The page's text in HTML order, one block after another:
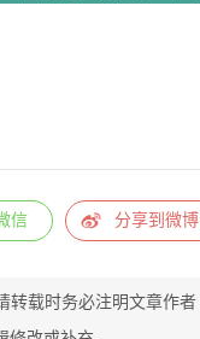
分享到微博
信
转载时务必注明文章作者